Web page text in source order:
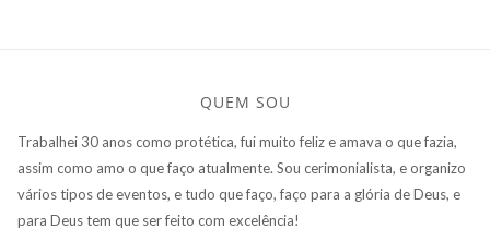
QUEM SOU
Trabalhei 30 anos como protética, fui muito feliz e amava o que fazia,
assim como amo o que faço atualmente. Sou cerimonialista, e organizo
vários tipos de eventos, e tudo que faço, faço para a glória de Deus, e
para Deus tem que ser feito com excelência!